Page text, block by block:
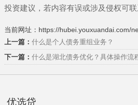
投资建议，若内容有误或涉及侵权可联
当前网址：https://hubei.youxuandai.com/
上一篇： 什么是个人债务重组业务？
下一篇： 什么是湖北债务优化？具体操作流
优选贷